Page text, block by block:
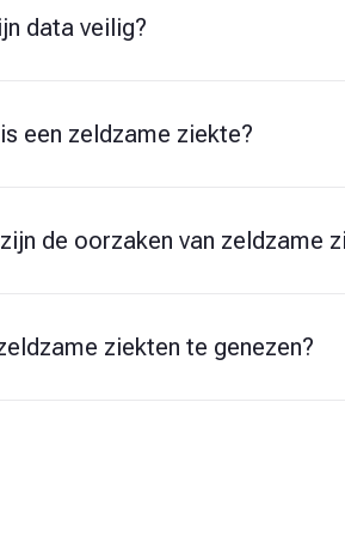
data veilig?
een zeldzame ziekte?
de oorzaken van zeldzame
ziekten te genezen?